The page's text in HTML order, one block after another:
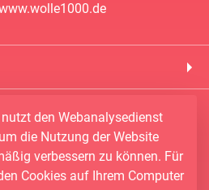
widerrufen
den Webanalysedienst
die Nutzung der Website
verbessern zu können. Für
Cookies auf Ihrem Computer